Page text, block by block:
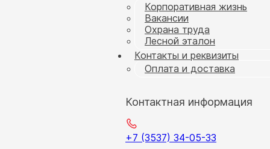
Корпоративная жизнь
Вакансии
Охрана труда
Лесной эталон
Контакты и реквизиты
Оплата и доставка
Контактная информация
+7 (3537) 34-05-33